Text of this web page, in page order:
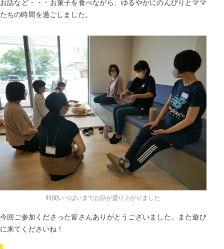
お話など・・・お菓子を食べながら、ゆるやかにのんびりとママ
たちの時間を過ごしました。
時間いっぱいまでお話が盛り上がりました
今回ご参加くださった皆さんありがとうございました。また遊び
に来てくださいね！